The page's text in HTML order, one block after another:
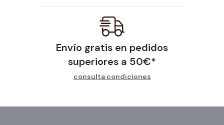
Envío gratis en pedidos
superiores a 50€*
consulta condiciones